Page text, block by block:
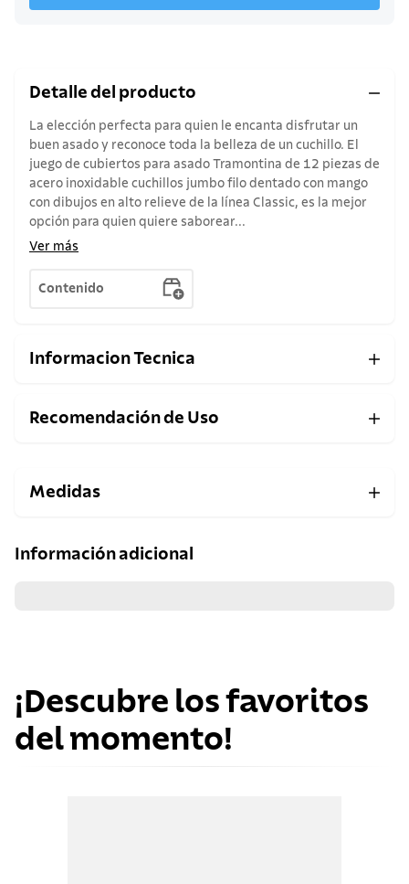
Detalle del producto
La elección perfecta para quien le encanta disfrutar un
buen asado y reconoce toda la belleza de un cuchillo. El
juego de cubiertos para asado Tramontina de 12 piezas de
acero inoxidable cuchillos jumbo filo dentado con mango
con dibujos en alto relieve de la línea Classic, es la mejor
opción para quien quiere saborear...
Ver más
Contenido
Informacion Tecnica
Recomendación de Uso
Medidas
Información adicional
¡Descubre los favoritos
del momento!